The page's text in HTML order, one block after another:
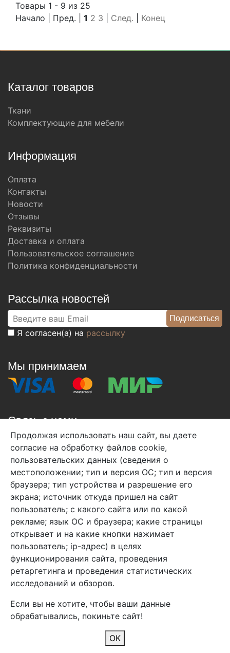
Товары 1 - 9 из 25
Начало | Пред. | 1 2 3 След. Конец
Каталог товаров
Ткани
Комплектующие для мебели
Информация
Оплата
Контакты
Новости
Отзывы
Реквизиты
Доставка и оплата
Пользовательское соглашение
Политика конфиденциальности
Рассылка новостей
Я согласен(а) на рассылку
Мы принимаем
Связь с нами
+7 (495) 933-38-08
info@arben-textile.ru- оптовые продажи
Арбен текстиль г. Щелково, пер.
1-й Советский д.25, владение 2.
Мы в соц. сетях
Продолжая использовать наш сайт, вы даете
согласие на обработку файлов cookie,
пользовательских данных (сведения о
местоположении; тип и версия ОС; тип и версия
браузера; тип устройства и разрешение его
экрана; источник откуда пришел на сайт
пользователь; с какого сайта или по какой
рекламе; язык ОС и браузера; какие страницы
открывает и на какие кнопки нажимает
пользователь; ip-адрес) в целях
функционирования сайта, проведения
ретаргетинга и проведения статистических
исследований и обзоров.
Если вы не хотите, чтобы ваши данные
обрабатывались, покиньте сайт!
ОК